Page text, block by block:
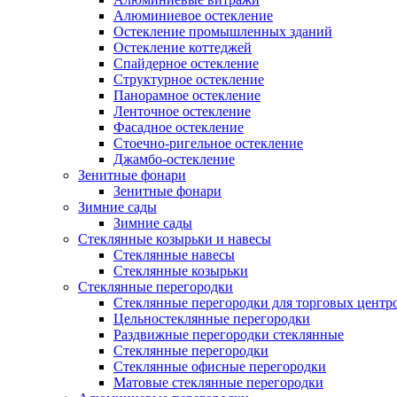
Алюминиевое остекление
Остекление промышленных зданий
Остекление коттеджей
Спайдерное остекление
Структурное остекление
Панорамное остекление
Ленточное остекление
Фасадное остекление
Стоечно-ригельное остекление
Джамбо-остекление
Зенитные фонари
Зенитные фонари
Зимние сады
Зимние сады
Стеклянные козырьки и навесы
Стеклянные навесы
Стеклянные козырьки
Стеклянные перегородки
Стеклянные перегородки для торговых
Цельностеклянные перегородки
Раздвижные перегородки стеклянные
Стеклянные перегородки
Стеклянные офисные перегородки
Матовые стеклянные перегородки